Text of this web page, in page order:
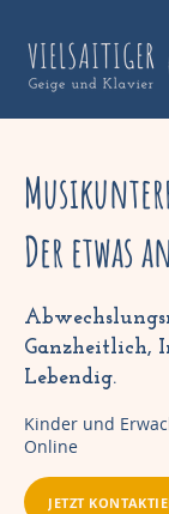
Der etwas
Ganzheitlich,
Lebendig.
Kinder und
Online
JETZT